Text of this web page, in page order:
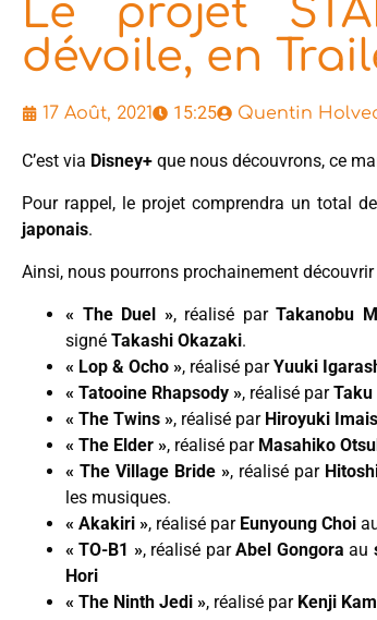
Le projet
dévoile, en
17 Août, 2021 15:25 Quentin
C’est via Disney+ que nous découvrons, ce
Pour rappel, le projet comprendra un total de
japonais.
Ainsi, nous pourrons prochainement découvrir
« The Duel », réalisé par Takanobu
signé Takashi Okazaki.
« Lop & Ocho », réalisé parYuuki
« Tatooine Rhapsody », réalisé parTaku
« The Twins », réalisé par Hiroyuki
« The Elder », réalisé par Masahiko
« The Village Bride », réalisé par
les musiques.
« Akakiri », réalisé par Eunyoung Choi
« TO-B1 », réalisé parAbel Gongora au
Hori
« The Ninth Jedi », réalisé par Kenji